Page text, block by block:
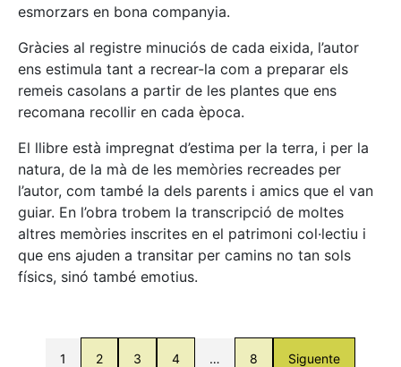
esmorzars en bona companyia.
Gràcies al registre minuciós de cada eixida, l’autor
ens estimula tant a recrear-la com a preparar els
remeis casolans a partir de les plantes que ens
recomana recollir en cada època.
El llibre està impregnat d’estima per la terra, i per la
natura, de la mà de les memòries recreades per
l’autor, com també la dels parents i amics que el van
guiar. En l’obra trobem la transcripció de moltes
altres memòries inscrites en el patrimoni col·lectiu i
que ens ajuden a transitar per camins no tan sols
físics, sinó també emotius.
1 2 3 4 … 8 Siguente